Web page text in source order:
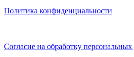
Политика конфиденциальности
Согласие на обработку